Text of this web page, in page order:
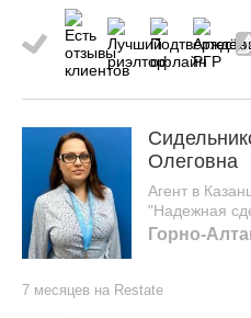
Олеговна
Агент в
"Надежная
Горно-
7 месяцев на Restate